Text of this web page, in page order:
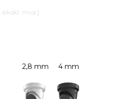
ekskl. mva.)
2,8 mm 4 mm